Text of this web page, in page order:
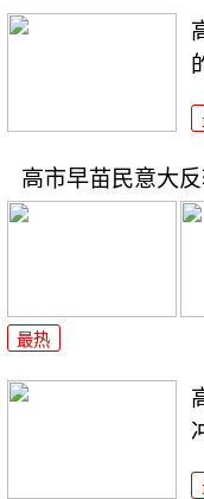
高市早苗民意大
最热